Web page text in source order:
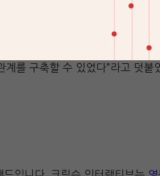
면서 “ACSE의 연례 컨퍼런스는
는 미션을 잘 수행하였다”고 평가
판 커뮤니티의 도전과 기회를 논
를 구축할 수 있었다”라고 덧붙